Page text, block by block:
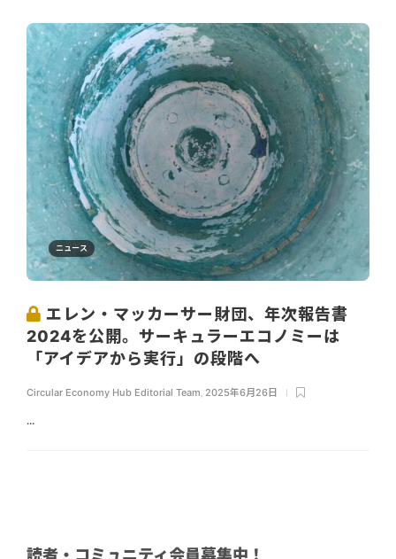
ニュース
エレン・マッカーサー財団、年次報告書
2024を公開。サーキュラーエコノミーは
「アイデアから実行」の段階へ
Circular Economy Hub Editorial Team, 2025年6月26日
...
読者・コミュニティ会員募集中！